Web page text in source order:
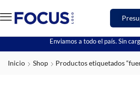
Enviamos a todo el país. Sin
Inicio Shop Productos etiquetados